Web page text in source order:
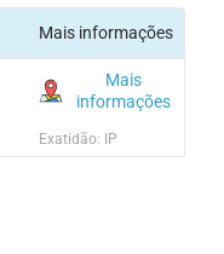
Mais informações
Mais
informações
Exatidão: IP